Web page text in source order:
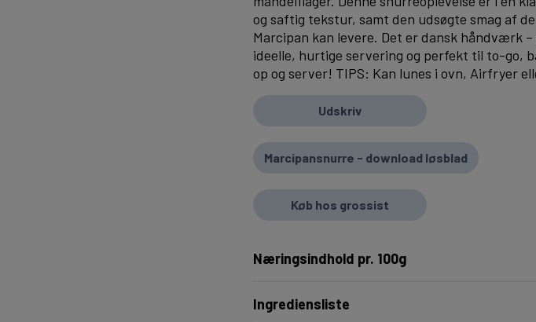
og saftig tekstur, samt den udsøgte smag af
Marcipan kan levere. Det er dansk håndværk
ideelle, hurtige servering og perfekt til to-go,
op og server! TIPS: Kan lunes i ovn, Airfryer
Udskriv
Marcipansnurre - download løsblad
Køb hos grossist
Næringsindhold pr. 100g
Ingrediensliste